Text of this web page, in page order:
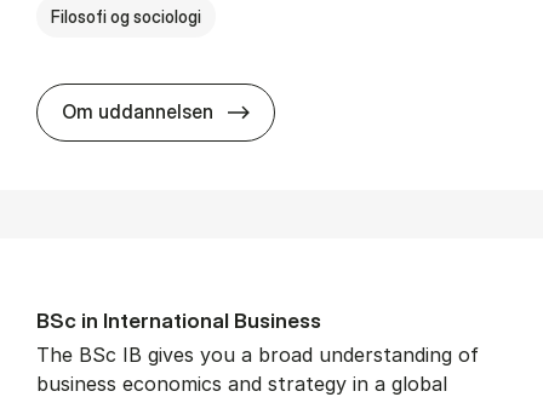
Filosofi og sociologi
Om uddannelsen BSc in Busi­ness Ad­min­is­tra­tion
BSc in In­ter­na­tion­al Busi­ness
The BSc IB gives you a broad understanding of
business economics and strategy in a global